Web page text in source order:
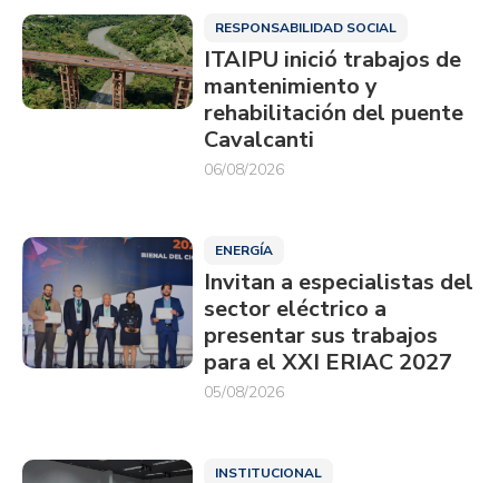
RESPONSABILIDAD SOCIAL
ITAIPU inició trabajos de
mantenimiento y
rehabilitación del puente
Cavalcanti
06/08/2026
ENERGÍA
Invitan a especialistas del
sector eléctrico a
presentar sus trabajos
para el XXI ERIAC 2027
05/08/2026
INSTITUCIONAL